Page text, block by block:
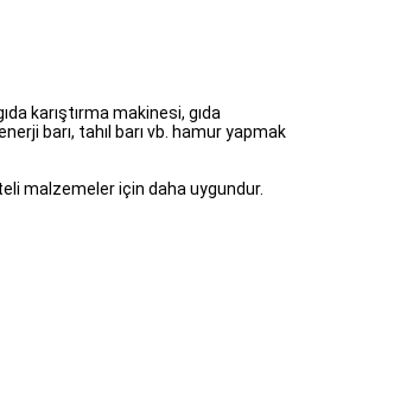
karıştırma makinesi, gıda
barı, tahıl barı vb. hamur yapmak
malzemeler için daha uygundur.